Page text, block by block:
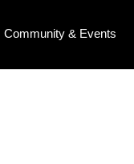
Community & Events